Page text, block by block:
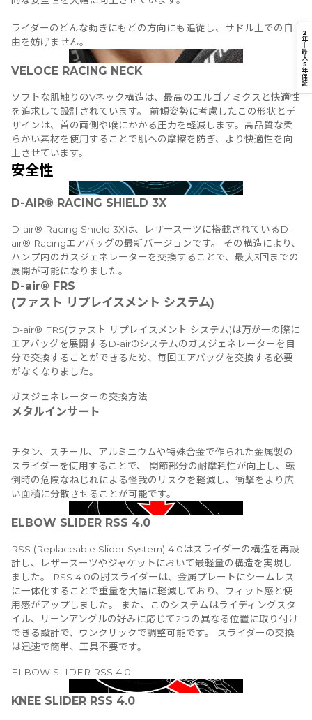
ライダーのどんな動きにもどの方向にも追従し、サドル上での自
由を妨げません。
VELOCE RACING NECK
ソフトな肌触りのVネック構造は、最高のエルゴノミクスと快適性
を追求して設計されています。 前傾姿勢に考慮したこの形状とデ
ザインは、首の両側や喉にかかる圧力を軽減します。高品質な柔
らかい素材を使用することで肌への摩擦を防ぎ、より快適性を向
上させています。
安全性
D-AIR® RACING SHIELD 3X
D-air® Racing Shield 3Xは、レザースーツに搭載されているD-
air® Racingエアバッグの最新バージョンです。 その構造により、
ハンプ内のガスジェネレーターを交換することで、最大3回までの
展開が可能になりました。
D-air® FRS
(ファスト リプレイスメント システム)
D-air® FRS(ファスト リプレイスメント システム)は万が一の際に
エアバッグを展開するD-air®システムのガスジェネレーターを自
分で交換することができるため、毎回エアバッグを交換する必要
がなくなりました。
ガスジェネレーターの交換方法
メタルインサート
チタン、スチール、アルミニウムや特殊合金で作られた金属製の
スライダーを使用することで、 関節部分の耐摩耗性が向上し、転
倒時の危険なねじれによる怪我のリスクを軽減し、衝撃をより広
い面積に分散させることが可能です。
ELBOW SLIDER RSS 4.0
RSS (Replaceable Slider System) 4.0はスライダーの構造を再設
計し、レザースーツやジャケットにおいて最軽量の構造を実現し
ました。 RSS 4.0の肘スライダーは、金属プレートにシームレス
に一体化することで重量を大幅に軽減しており、フィット感と使
用感がアップしました。 また、このシステムはライディングスタ
イル、リーンアングルの好みに応じて2つの異なる位置に取り付け
できる設計で、ワンクリックで調整可能です。 スライダーの交換
は迅速で簡単、工具不要です。
ELBOW SLIDER RSS 4.0
KNEE SLIDER RSS 4.0
2
年
最
大
5
年
保
証